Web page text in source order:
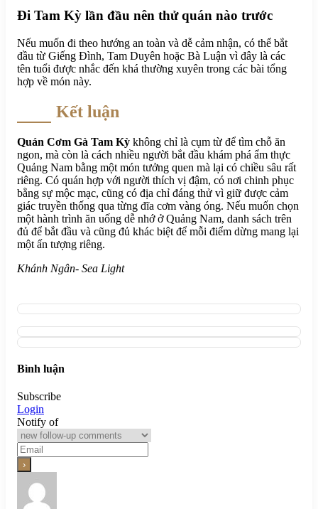
Đi Tam Kỳ lần đầu nên thử quán nào trước
Nếu muốn đi theo hướng an toàn và dễ cảm nhận, có thể bắt
đầu từ Giếng Đình, Tam Duyên hoặc Bà Luận vì đây là các
tên tuổi được nhắc đến khá thường xuyên trong các bài tổng
hợp về món này.
Kết luận
Quán Cơm Gà Tam Kỳ không chỉ là cụm từ để tìm chỗ ăn
ngon, mà còn là cách nhiều người bắt đầu khám phá ẩm thực
Quảng Nam bằng một món tưởng quen mà lại có chiều sâu rất
riêng. Có quán hợp với người thích vị đậm, có nơi chinh phục
bằng sự mộc mạc, cũng có địa chỉ đáng thử vì giữ được cảm
giác truyền thống qua từng đĩa cơm vàng óng. Nếu muốn chọn
một hành trình ăn uống dễ nhớ ở Quảng Nam, danh sách trên
đủ để bắt đầu và cũng đủ khác biệt để mỗi điểm dừng mang lại
một ấn tượng riêng.
Khánh Ngân- Sea Light
Bình luận
Subscribe
Login
Notify of